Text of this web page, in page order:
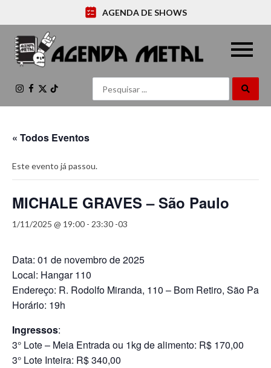
AGENDA DE SHOWS
Instagram
Facebook
X
(Twitter)
TikTok
« Todos Eventos
Este evento já passou.
MICHALE GRAVES – São Paulo
1/11/2025 @ 19:00 - 23:30 -03
Data: 01 de novembro de 2025
Local: Hangar 110
Endereço: R. Rodolfo Miranda, 110 – Bom Retiro, São
Horário: 19h
Ingressos:
3° Lote – Meia Entrada ou 1kg de alimento: R$ 170,00
3° Lote Inteira: R$ 340,00